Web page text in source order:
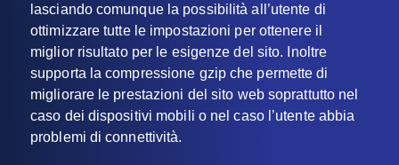
lasciando comunque la possibilità all’utente di
ottimizzare tutte le impostazioni per ottenere il
miglior risultato per le esigenze del sito. Inoltre
supporta la compressione gzip che permette di
migliorare le prestazioni del sito web soprattutto nel
caso dei dispositivi mobili o nel caso l’utente abbia
problemi di connettività.